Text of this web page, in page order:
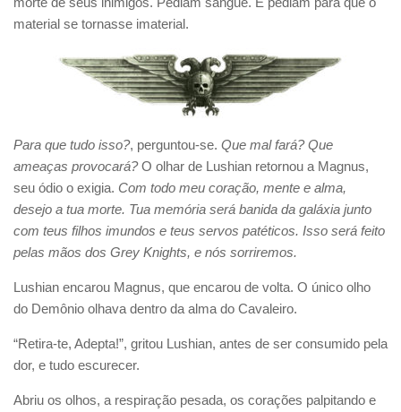
material se tornasse imaterial.
Para que tudo isso?, perguntou-se. Que mal fará? Que
ameaças provocará?O olhar de Lushian retornou a Magnus,
seu ódio o exigia. Com todo meu coração, mente e alma,
desejo a tua morte. Tua memória será banida da galáxia junto
com teus filhos imundos e teus servos patéticos. Isso será feito
pelas mãos dos Grey Knights, e nós sorriremos.
Lushian encarou Magnus, que encarou de volta. O único olho
do Demônio olhava dentro da alma do Cavaleiro.
“Retira-te, Adepta!”, gritou Lushian, antes de ser consumido pela
dor, e tudo escurecer.
Abriu os olhos, a respiração pesada, os corações palpitando e